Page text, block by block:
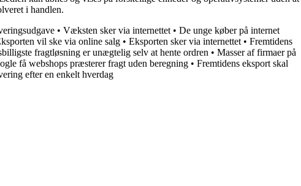
i handlen.
• Væksten sker via internettet • De unge køber på internet
vil ske via online salg • Eksporten sker via internettet • Fremtidens
fragtløsning er unægtelig selv at hente ordren • Masser af firmaer på
få webshops præsterer fragt uden beregning • Fremtidens eksport skal
efter en enkelt hverdag